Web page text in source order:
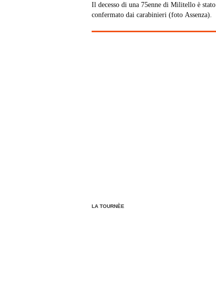
Il decesso di una 75enne di Militello è stato
confermato dai carabinieri (foto Assenza).
LA TOURNÈE